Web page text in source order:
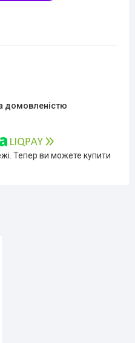
домовленістю
Тепер ви можете купити